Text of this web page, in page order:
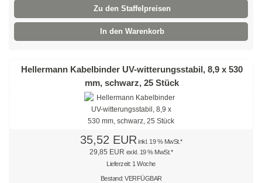
Bezeichnungsringe
Zu den Staffelpreisen
In den Warenkorb
Hellermann Kabelbinder UV-witterungsstabil, 8,9 x 530
mm, schwarz, 25 Stück
35,52 EUR inkl. 19 % MwSt.*
29,85 EUR exkl. 19 % MwSt.*
Lieferzeit: 1 Woche
Bestand: VERFÜGBAR